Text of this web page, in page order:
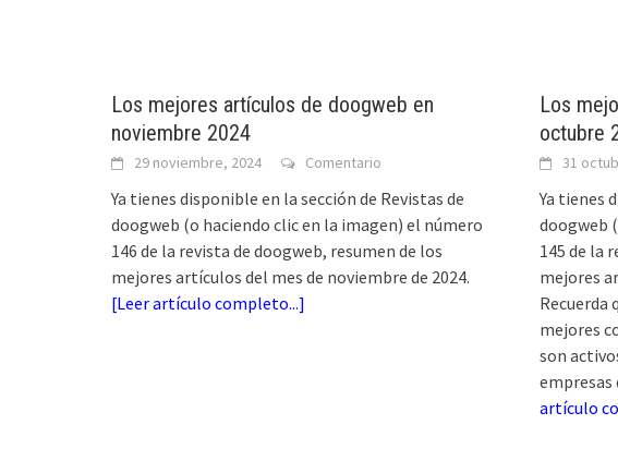
Los mejores artículos de doogweb en
noviembre 2024
29 noviembre, 2024 Comentario
Ya tienes disponible en la sección de Revistas de
doogweb (o haciendo clic en la imagen) el número
146 de la revista de doogweb, resumen de los
mejores artículos del mes de noviembre de 2024.
[Leer artículo completo...]
Los
octubre
31
Ya tienes
doogweb
145 de la
mejores
Recuerda
mejores
son
empresas
artículo